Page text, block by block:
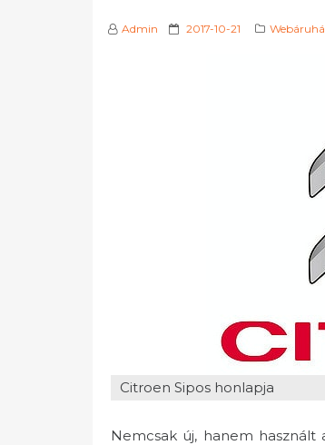
Admin
P 2017-10-21
Citroen Sipos honlapja
Nemcsak új, hanem